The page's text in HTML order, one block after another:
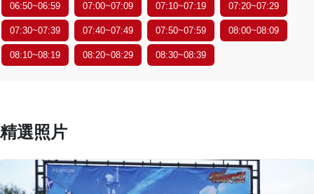
06:50~06:59 07:00~07:09 07:10~07:19 07:20~07:29
07:30~07:39 07:40~07:49 07:50~07:59 08:00~08:09
08:10~08:19 08:20~08:29 08:30~08:39
精選照片